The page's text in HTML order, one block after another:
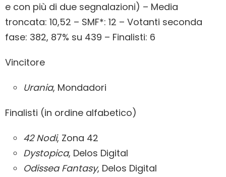
e con più di due segnalazioni) – Media
troncata: 10,52 – SMF*: 12 – Votanti seconda
fase: 382, 87% su 439 – Finalisti: 6
Vincitore
Urania, Mondadori
Finalisti (in ordine alfabetico)
42 Nodi, Zona 42
Dystopica, Delos Digital
Odissea Fantasy, Delos Digital